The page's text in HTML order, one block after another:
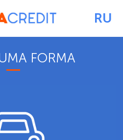
RU
ĪPAŠUMS
FORMA